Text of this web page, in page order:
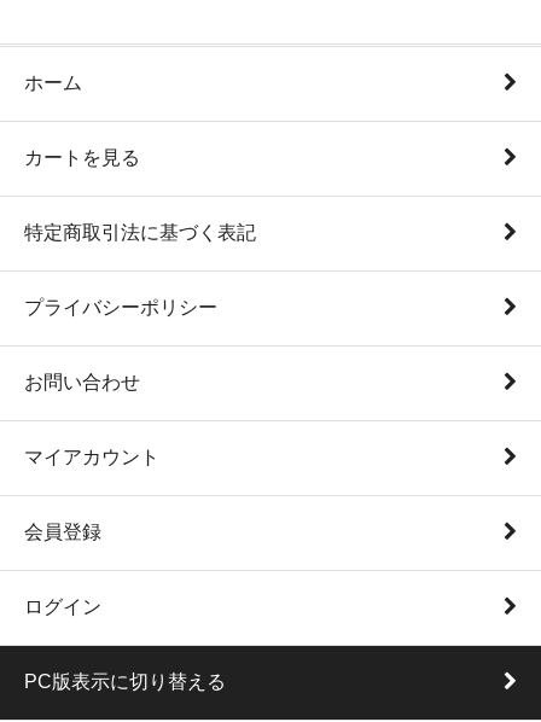
ホーム
カートを見る
特定商取引法に基づく表記
プライバシーポリシー
お問い合わせ
マイアカウント
会員登録
ログイン
PC版表示に切り替える